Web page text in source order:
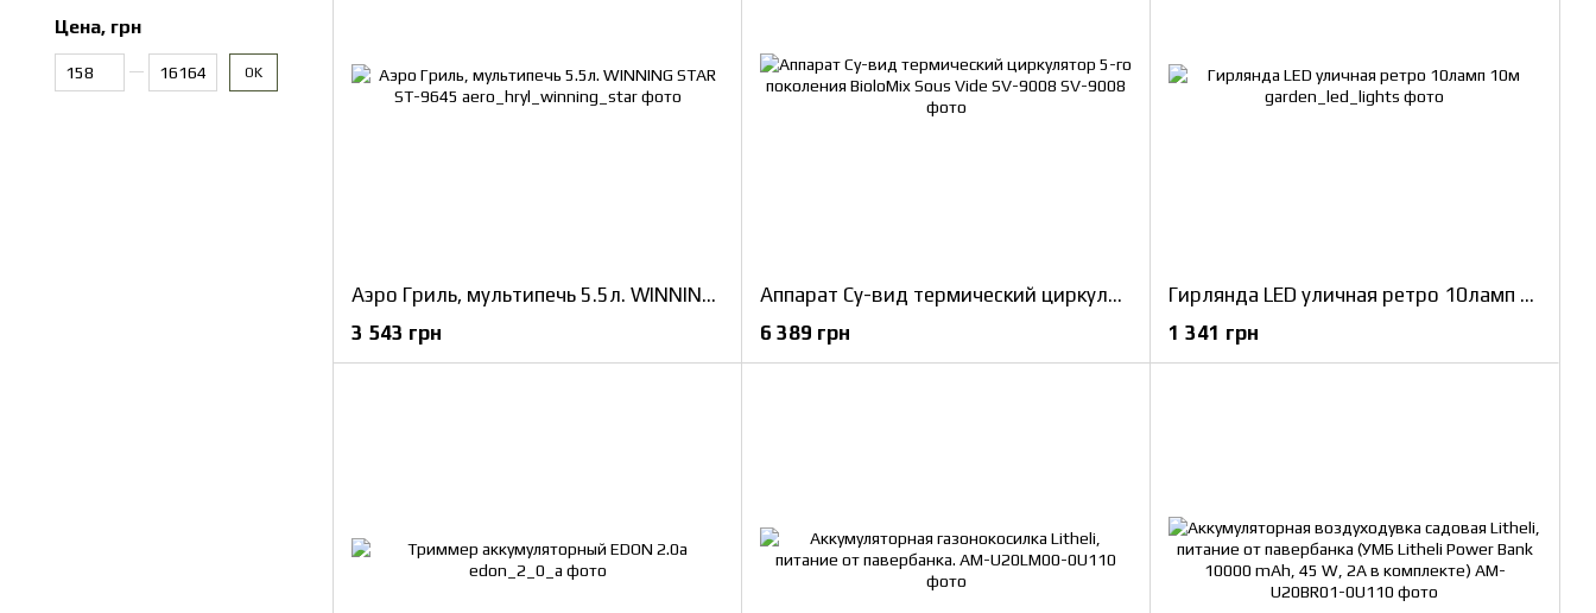
Аэро Гриль, мультипечь 5.5л. WINNING STAR ST-9645
3 543 грн
Аппарат Су-вид термический циркулятор 5-го поколения BioloMix Sous Vide SV-9008
6 389 грн
Гирлянда LED уличная ретро 10ламп 10м
1 341 грн
Цена, грн
OK